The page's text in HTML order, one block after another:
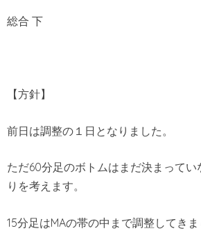
総合 下
【方針】
前日は調整の１日となりました。
ただ60分足のボトムはまだ決まって
りを考えます。
15分足はMAの帯の中まで調整してきま